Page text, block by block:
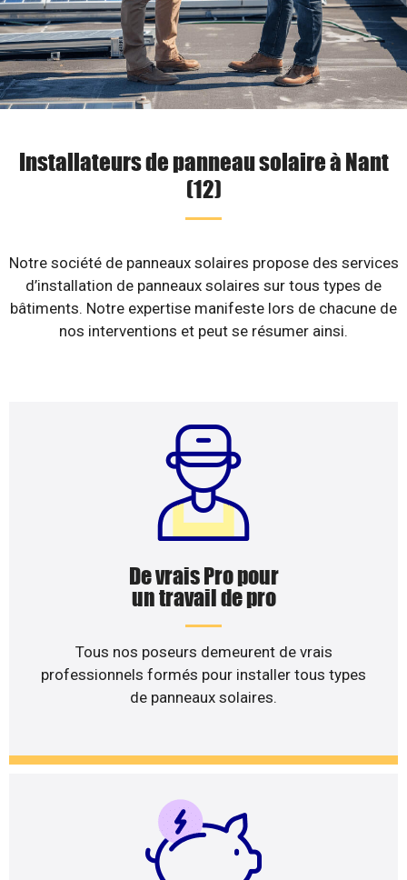
Installateurs de panneau solaire à Nant
(12)
Notre société de panneaux solaires propose des services
d’installation de panneaux solaires sur tous types de
bâtiments. Notre expertise manifeste lors de chacune de
nos interventions et peut se résumer ainsi.
De vrais Pro pour
un travail de pro
Tous nos poseurs demeurent de vrais
professionnels formés pour installer tous types
de panneaux solaires.